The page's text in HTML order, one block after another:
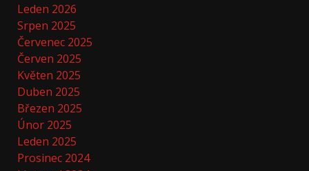
Leden 2026
Srpen 2025
Červenec 2025
Červen 2025
Květen 2025
Duben 2025
Březen 2025
Únor 2025
Leden 2025
Prosinec 2024